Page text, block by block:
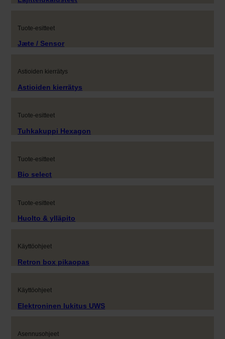
Tuote-esitteet
Jæte / Sensor
Astioiden kierrätys
Astioiden kierrätys
Tuote-esitteet
Tuhkakuppi Hexagon
Tuote-esitteet
Bio select
Tuote-esitteet
Huolto & ylläpito
Käyttöohjeet
Retron box pikaopas
Käyttöohjeet
Elektroninen lukitus UWS
Asennusohjeet